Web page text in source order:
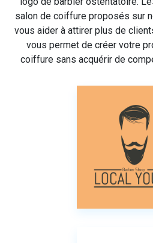
salon de coiffure proposés sur
vous aider à attirer plus de
vous permet de créer votre
coiffure sans acquérir de